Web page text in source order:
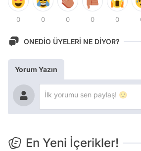
0 0 0 0 0
ONEDİO ÜYELERİ NE DİYOR?
Yorum Yazın
En Yeni İçerikler!